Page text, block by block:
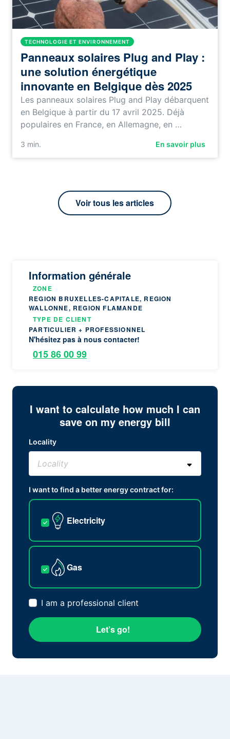
TECHNOLOGIE ET ENVIRONNEMENT
Panneaux solaires Plug and Play :
une solution énergétique
innovante en Belgique dès 2025
Les panneaux solaires Plug and Play débarquent
en Belgique à partir du 17 avril 2025. Déjà
populaires en France, en Allemagne, en …
3 min. En savoir plus
Voir tous les articles
Information générale
ZONE
REGION BRUXELLES-CAPITALE, REGION
WALLONNE, REGION FLAMANDE
TYPE DE CLIENT
PARTICULIER + PROFESSIONNEL
N'hésitez pas à nous contacter!
015 86 00 99
I want to calculate how much I can
save on my energy bill
Locality
I want to find a better energy contract for:
Electricity
Gas
I am a professional client
Let’s go!